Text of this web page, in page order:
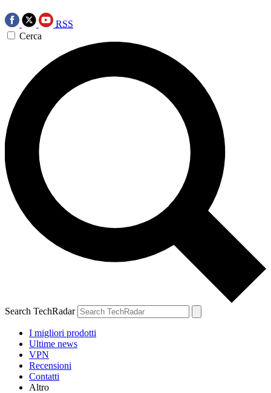
RSS
Cerca
Search TechRadar
I migliori prodotti
Ultime news
VPN
Recensioni
Contatti
Altro